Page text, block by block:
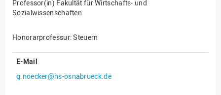
Nachhaltigkeit
Personalrat
Präsidialbüro
Professor(in) Fakultät für Wirtschafts- und
Sozialwissenschaften
Honorarprofessur: Steuern
E-Mail
g.noecker@hs-osnabrueck.de